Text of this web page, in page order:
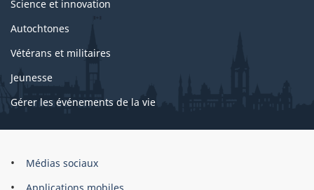
Science et innovation
Autochtones
Vétérans et militaires
Jeunesse
Gérer les événements de la vie
Organisation
Médias sociaux